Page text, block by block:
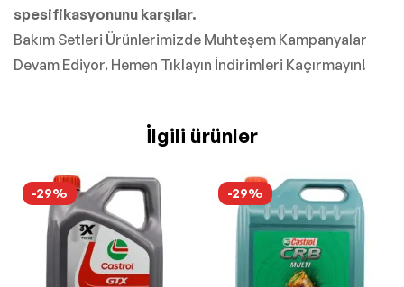
spesifikasyonunu karşılar.
Bakım Setleri Ürünlerimizde Muhteşem Kampanyalar
Devam Ediyor. Hemen Tıklayın İndirimleri Kaçırmayın!
İlgili ürünler
-29% -29%